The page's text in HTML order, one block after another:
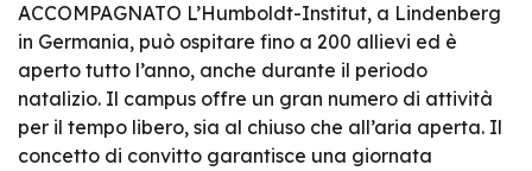
ACCOMPAGNATO L’Humboldt-Institut, a Lindenberg
in Germania, può ospitare fino a 200 allievi ed è
aperto tutto l’anno, anche durante il periodo
natalizio. Il campus offre un gran numero di attività
per il tempo libero, sia al chiuso che all’aria aperta. Il
concetto di convitto garantisce una giornata